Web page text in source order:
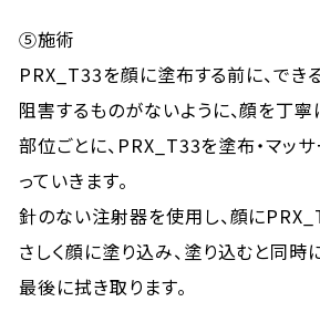
⑤施術
PRX_T33を顔に塗布する前に、で
阻害するものがないように、顔を丁寧
部位ごとに、PRX_T33を塗布・マッ
っていきます。
針のない注射器を使用し、顔に
さしく顔に塗り込み、塗り込むと同時
最後に拭き取ります。